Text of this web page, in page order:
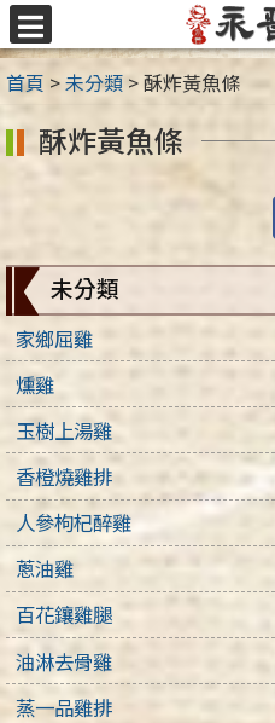
跳
至
主
要
內
容
首頁 >未分類 >酥炸黃魚條
未分類
家鄉屈雞
燻雞
玉樹上湯雞
香橙燒雞排
人參枸杞醉雞
蔥油雞
百花鑲雞腿
油淋去骨雞
蒸一品雞排
酥炸黃魚條
選
單